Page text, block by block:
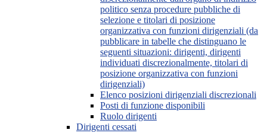
politico senza procedure pubbliche di
selezione e titolari di posizione
organizzativa con funzioni dirigenziali (da
pubblicare in tabelle che distinguano le
seguenti situazioni: dirigenti, dirigenti
individuati discrezionalmente, titolari di
posizione organizzativa con funzioni
dirigenziali)
Elenco posizioni dirigenziali discrezionali
Posti di funzione disponibili
Ruolo dirigenti
Dirigenti cessati